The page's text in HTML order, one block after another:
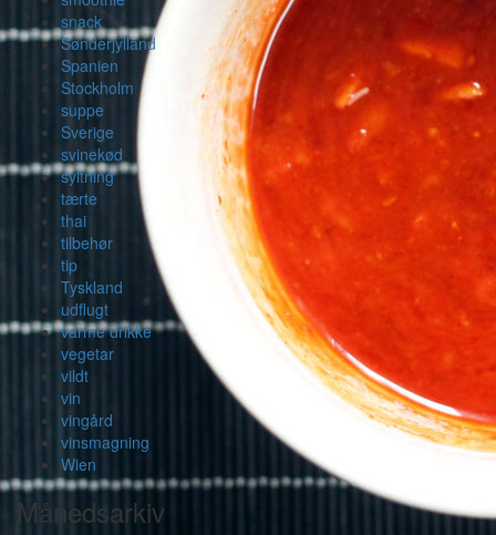
snack
Sønderjylland
Spanien
Stockholm
suppe
Sverige
svinekød
syltning
tærte
thai
tilbehør
tip
Tyskland
udflugt
varme drikke
vegetar
vildt
vin
vingård
vinsmagning
Wien
Månedsarkiv